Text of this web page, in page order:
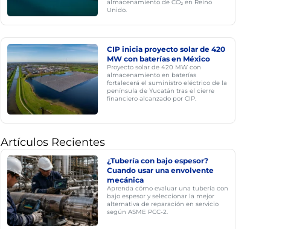
almacenamiento de CO₂ en Reino
Unido.
CIP inicia proyecto solar de 420
MW con baterías en México
Proyecto solar de 420 MW con
almacenamiento en baterías
fortalecerá el suministro eléctrico de la
península de Yucatán tras el cierre
financiero alcanzado por CIP.
Artículos Recientes
¿Tubería con bajo espesor?
Cuando usar una envolvente
mecánica
Aprenda cómo evaluar una tubería con
bajo espesor y seleccionar la mejor
alternativa de reparación en servicio
según ASME PCC-2.